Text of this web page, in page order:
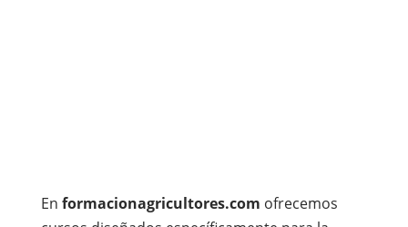
En formacionagricultores.com ofrecemos